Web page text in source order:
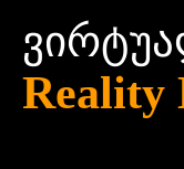
Reality